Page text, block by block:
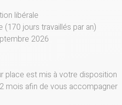
libérale
(170 jours travaillés par an)
2026
place est mis à votre disposition
mois afin de vous accompagner